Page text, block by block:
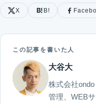
X B!
この記事を書いた人
大谷大
株式会社
管理、WEB